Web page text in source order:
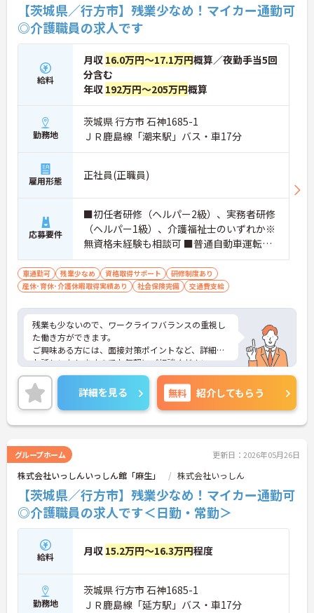
【茨城県／行方市】残業少なめ！マイカー通勤可
◎介護職員の求人です
給料
月収 16.0万円～17.1万円概算／夜勤手当5回
分含む
年収 192万円～205万円概算
勤務地
茨城県 行方市 石神1685-1
ＪＲ鹿島線「潮来駅」バス・車17分
雇用形態 正社員(正職員)
応募要件
■初任者研修（ヘルパー2級）、実務者研修
（ヘルパー1級）、介護福祉士のいずれか※
無資格未経験も相談可 ■普通自動車運転免
許
車通勤可 残業少なめ 資格取得サポート
研修制度あり
産休･育休･介護休暇取得実績あり
社会保険完備 交通費支給
残業も少ないので、ワークライフバランスの重視し
た働き方ができます。
ご興味ある方には、面接対策ポイントなど、詳細を
お話しいたしますのでお気軽にご相談ください。
詳細を見る 無料 紹介してもらう
グループホーム 更新日：2026年05月26日
株式会社いっしんいっしん館「麻生」 株式会社いっしん
【茨城県／行方市】残業少なめ！マイカー通勤可
◎介護職員の求人です＜日勤・常勤＞
給料 月収 15.2万円～16.3万円程度
勤務地
茨城県 行方市 石神1685-1
ＪＲ鹿島線「延方駅」バス・車17分